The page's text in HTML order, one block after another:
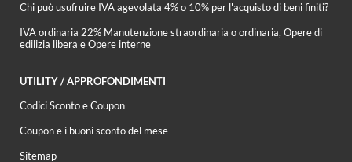
Chi può usufruire IVA agevolata 4% o 10% per l'acquisto di beni finiti?
IVA ordinaria 22% Manutenzione straordinaria o ordinaria, Opere di
edilizia libera e Opere interne
UTILITY / APPROFONDIMENTI
Codici Sconto e Coupon
Coupon e i buoni sconto del mese
Sitemap